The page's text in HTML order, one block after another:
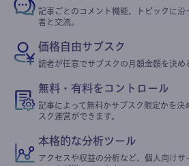
記事ごとのコメント機能、トピックに沿
者と交流。
価格自由サブスク
読者が任意でサブスクの月額金額を決め
無料・有料をコントロール
記事によって無料かサブスク限定かを決
スク運営ができます。
本格的な分析ツール
アクセスや収益の分析など、個人向け